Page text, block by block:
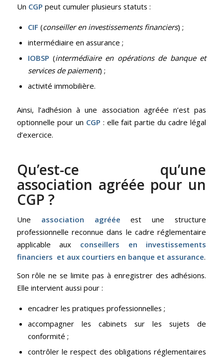
Un CGP peut cumuler plusieurs statuts :
CIF (conseiller en investissements financiers) ;
intermédiaire en assurance ;
IOBSP (intermédiaire en opérations de banque et
services de paiement) ;
activité immobilière.
Ainsi, l’adhésion à une association agréée n’est pas
optionnelle pour un CGP : elle fait partie du cadre légal
d’exercice.
Qu’est-ce qu’une
association agréée pour un
CGP ?
Une association agréée est une structure
professionnelle reconnue dans le cadre réglementaire
applicable aux conseillers en investissements
financiers et aux courtiers en banque et assurance.
Son rôle ne se limite pas à enregistrer des adhésions.
Elle intervient aussi pour :
encadrer les pratiques professionnelles ;
accompagner les cabinets sur les sujets de
conformité ;
contrôler le respect des obligations réglementaires